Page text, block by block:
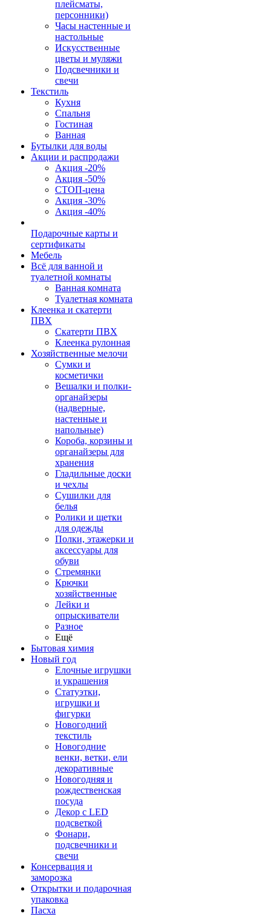
плейсматы,
персонники)
Часы настенные и
настольные
Искусственные
цветы и муляжи
Подсвечники и
свечи
Текстиль
Кухня
Спальня
Гостиная
Ванная
Бутылки для воды
Акции и распродажи
Акция -20%
Акция -50%
СТОП-цена
Акция -30%
Акция -40%
Подарочные карты и
сертификаты
Мебель
Всё для ванной и
туалетной комнаты
Ванная комната
Туалетная комната
Клеенка и скатерти
ПВХ
Скатерти ПВХ
Клеенка рулонная
Хозяйственные мелочи
Сумки и
косметички
Вешалки и полки-
органайзеры
(надверные,
настенные и
напольные)
Короба, корзины и
органайзеры для
хранения
Гладильные доски
и чехлы
Сушилки для
белья
Ролики и щетки
для одежды
Полки, этажерки и
аксессуары для
обуви
Стремянки
Крючки
хозяйственные
Лейки и
опрыскиватели
Разное
Ещё
Бытовая химия
Новый год
Елочные игрушки
и украшения
Статуэтки,
игрушки и
фигурки
Новогодний
текстиль
Новогодние
венки, ветки, ели
декоративные
Новогодняя и
рождественская
посуда
Декор с LED
подсветкой
Фонари,
подсвечники и
свечи
Консервация и
заморозка
Открытки и подарочная
упаковка
Пасха